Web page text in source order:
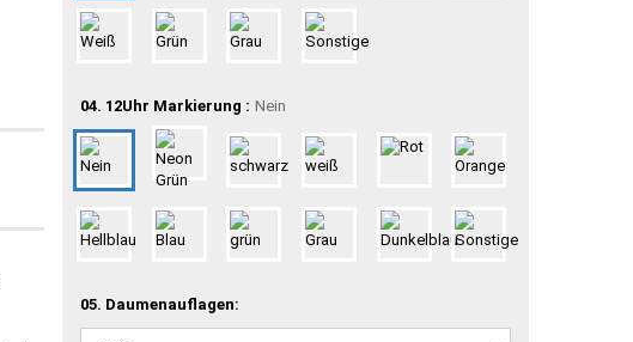
04. 12Uhr Markierung : Nein
05. Daumenauflagen: